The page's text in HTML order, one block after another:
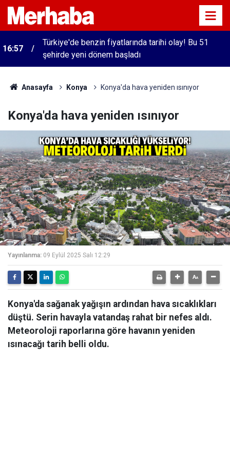
16:57
Türkiye'de benzin fiyatlarında tarihi olay! Bu 51
şehirde yeni dönem başladı
Anasayfa Konya Konya'da hava yeniden ısınıyor
Konya'da hava yeniden ısınıyor
Yayınlanma: 09 Eylül 2025 Salı 12:29
Konya'da sağanak yağışın ardından hava sıcaklıkları
düştü. Serin havayla vatandaş rahat bir nefes aldı.
Meteoroloji raporlarına göre havanın yeniden
ısınacağı tarih belli oldu.